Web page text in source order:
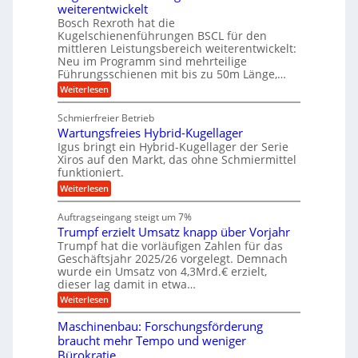
m
g
e
b
u
n
g
e
n
n
z
i
s
e
H
u
b
b
e
w
e
g
u
n
g
e
n
u
t
o
m
o
t
i
v
e
n
d
M
a
s
c
h
i
e
n
b
a
u
t
a
l
e
r
W
e
r
k
z
e
u
g
k
r
e
i
s
a
u
f
weiterentwickelt
Bosch Rexroth hat die
Kugelschienenführungen BSCL für den
mittleren Leistungsbereich weiterentwickelt:
Neu im Programm sind mehrteilige
Führungsschienen mit bis zu 50m Länge,…
Weiterlesen:
K
g
e
l
s
c
h
i
e
e
n
f
ü
h
r
u
n
g
e
n
B
Schmierfreier Betrieb
Wartungsfreies Hybrid-Kugellager
Igus bringt ein Hybrid-Kugellager der Serie
Xiros auf den Markt, das ohne Schmiermittel
funktioniert.
Weiterlesen:
W
r
t
u
n
g
s
f
r
e
e
s
H
Auftragseingang steigt um 7%
Trumpf erzielt Umsatz knapp über Vorjahr
Trumpf hat die vorläufigen Zahlen für das
Geschäftsjahr 2025/26 vorgelegt. Demnach
wurde ein Umsatz von 4,3Mrd.€ erzielt,
dieser lag damit in etwa…
Weiterlesen:
T
u
m
p
Maschinenbau: Forschungsförderung
braucht mehr Tempo und weniger